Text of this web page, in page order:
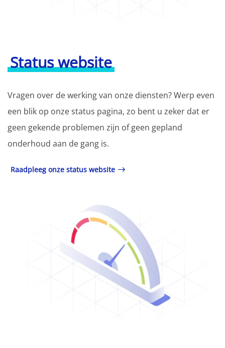
Status website
Vragen over de werking van onze diensten? Werp even
een blik op onze status pagina, zo bent u zeker dat er
geen gekende problemen zijn of geen gepland
onderhoud aan de gang is.
Raadpleeg onze status website